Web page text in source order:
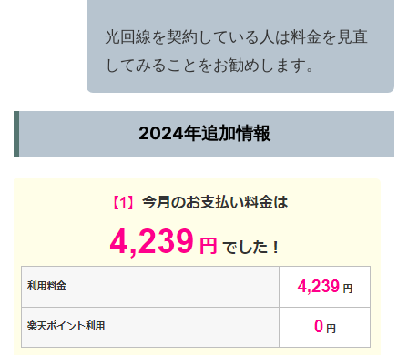
光回線を契約している人は料金を見直
してみることをお勧めします。
2024年追加情報